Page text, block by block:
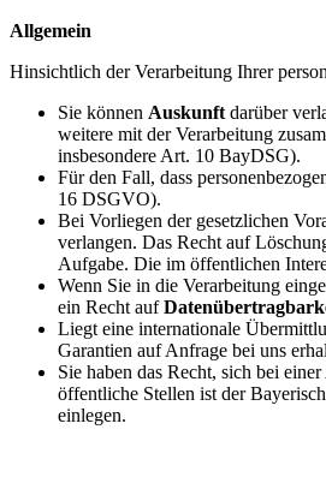
Allgemein
Hinsichtlich der Verarbeitung Ihrer
Sie können Auskunft darüber
weitere mit der Verarbeitung
insbesondere Art. 10 BayDSG).
Für den Fall, dass
16 DSGVO).
Bei Vorliegen der gesetzlichen
verlangen. Das Recht auf
Aufgabe. Die im öffentlichen
Wenn Sie in die Verarbeitung
ein Recht auf
Liegt eine internationale
Garantien auf Anfrage bei uns
Sie haben das Recht, sich bei
öffentliche Stellen ist der
einlegen.